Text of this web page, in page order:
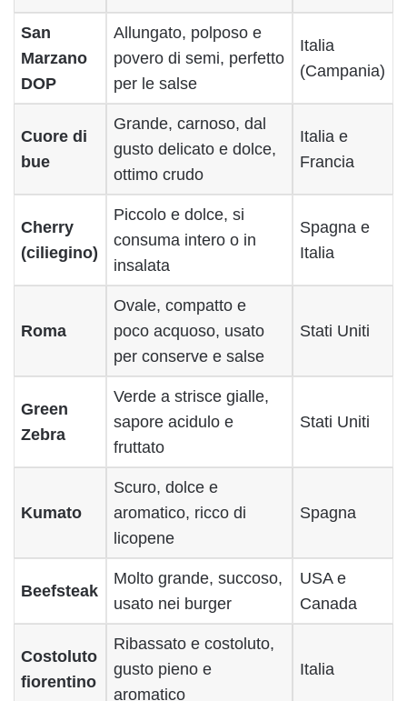
San
Marzano
DOP
Allungato, polposo e
povero di semi, perfetto
per le salse
Italia
(Campania)
Cuore di
bue
Grande, carnoso, dal
gusto delicato e dolce,
ottimo crudo
Italia e
Francia
Cherry
(ciliegino)
Piccolo e dolce, si
consuma intero o in
insalata
Spagna e
Italia
Roma
Ovale, compatto e
poco acquoso, usato
per conserve e salse
Stati Uniti
Green
Zebra
Verde a strisce gialle,
sapore acidulo e
fruttato
Stati Uniti
Kumato
Scuro, dolce e
aromatico, ricco di
licopene
Spagna
Beefsteak
Molto grande, succoso,
usato nei burger
USA e
Canada
Costoluto
fiorentino
Ribassato e costoluto,
gusto pieno e
aromatico
Italia